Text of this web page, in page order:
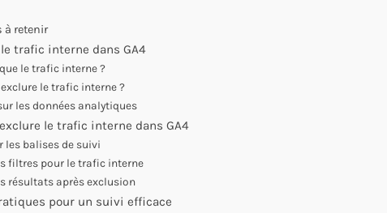
à retenir
trafic interne dans GA4
que le trafic interne ?
le trafic interne ?
les données analytiques
le trafic interne dans GA4
les balises de suivi
filtres pour le trafic interne
résultats après exclusion
pour un suivi efficace